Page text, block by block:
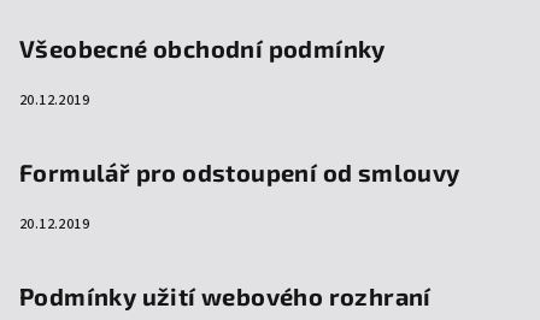
Všeobecné obchodní podmínky
20.12.2019
Formulář pro odstoupení od smlouvy
20.12.2019
Podmínky užití webového rozhraní